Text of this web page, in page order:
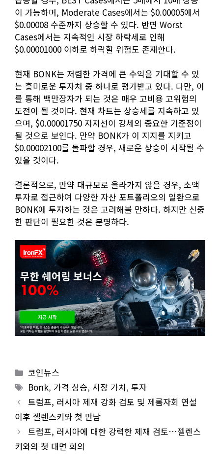
이 가능하며, Moderate Cases에서는 $0.00005에서
$0.00008 수준까지 상승할 수 있다. 반면 Worst
Cases에서는 지속적인 시장 하락세로 인해
$0.00001000 이하로 하락할 위험도 존재한다.
현재 BONK는 저렴한 가격에 큰 수익을 기대할 수 있
는 흥미로운 투자처 중 하나로 평가받고 있다. 다만, 이
를 통해 백만장자가 되는 것은 매우 고비용 고위험의
도전이 될 것이다. 현재 차트는 상승세를 지속하고 있
으며, $0.00001750 지지선이 강세의 중요한 기준점이
될 것으로 보인다. 만약 BONK가 이 지지를 지키고
$0.00002100를 돌파할 경우, 새로운 상승이 시작될 수
있을 것이다.
결론적으로, 만약 대규모로 올라가지 않을 경우, 소액
투자로 접근하여 다양한 자산 포트폴리오의 일환으로
BONK에 투자하는 것은 고려해볼 만하다. 하지만 신중
한 판단이 필요한 것은 분명하다.
Categories
코인뉴스
Tags
Bonk, 가격 상승, 시장 가치,투자
트럼프, 러시아 제재 강화 검토 및 제롬자회 연설
이후 젤렌스키와 첫 만남
트럼프, 러시아에 대한 강력한 제재 검토…젤렌스
키와의 첫 대면 회의